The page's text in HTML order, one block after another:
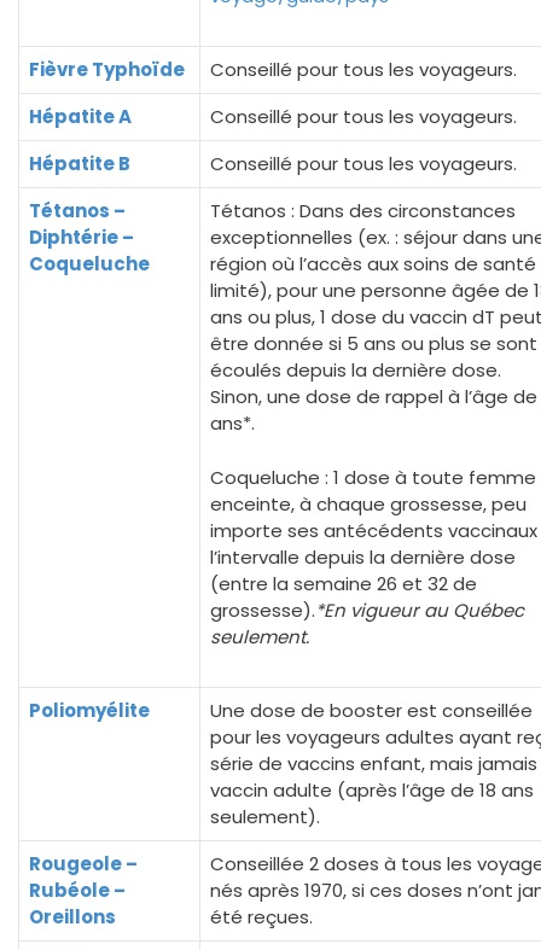
Fièvre Typhoïde
Conseillé pour tous les voyageurs.
Hépatite A
Conseillé pour tous les voyageurs.
Hépatite B
Conseillé pour tous les voyageurs.
Tétanos –
Diphtérie –
Coqueluche
Tétanos : Dans des circonstances
exceptionnelles (ex. : séjour dans
région où l’accès aux soins de
limité), pour une personne âgée de
ans ou plus, 1 dose du vaccin dT
être donnée si 5 ans ou plus se sont
écoulés depuis la dernière dose.
Sinon, une dose de rappel à l’âge
ans*.
Coqueluche : 1 dose à toute femme
enceinte, à chaque grossesse, peu
importe ses antécédents
l’intervalle depuis la dernière dose
(entre la semaine 26 et 32 de
grossesse).*En vigueur au Québec
seulement.
Poliomyélite
Une dose de booster est conseillée
pour les voyageurs adultes ayant
série de vaccins enfant, mais jamais
vaccin adulte (après l’âge de 18 ans
seulement).
Rougeole –
Rubéole –
Oreillons
Conseillée 2 doses à tous les
nés après 1970, si ces doses n’ont
été reçues.